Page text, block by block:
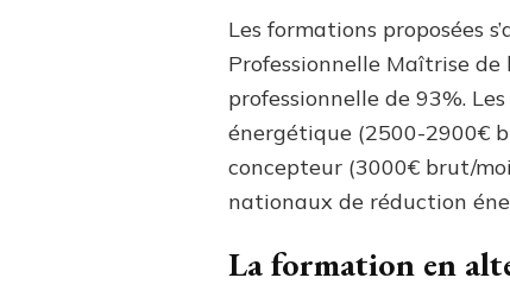
Les formations proposées
Professionnelle Maîtrise de
professionnelle de 93%.
énergétique (2500-2900€
concepteur (3000€ brut/
nationaux de réduction
La formation en